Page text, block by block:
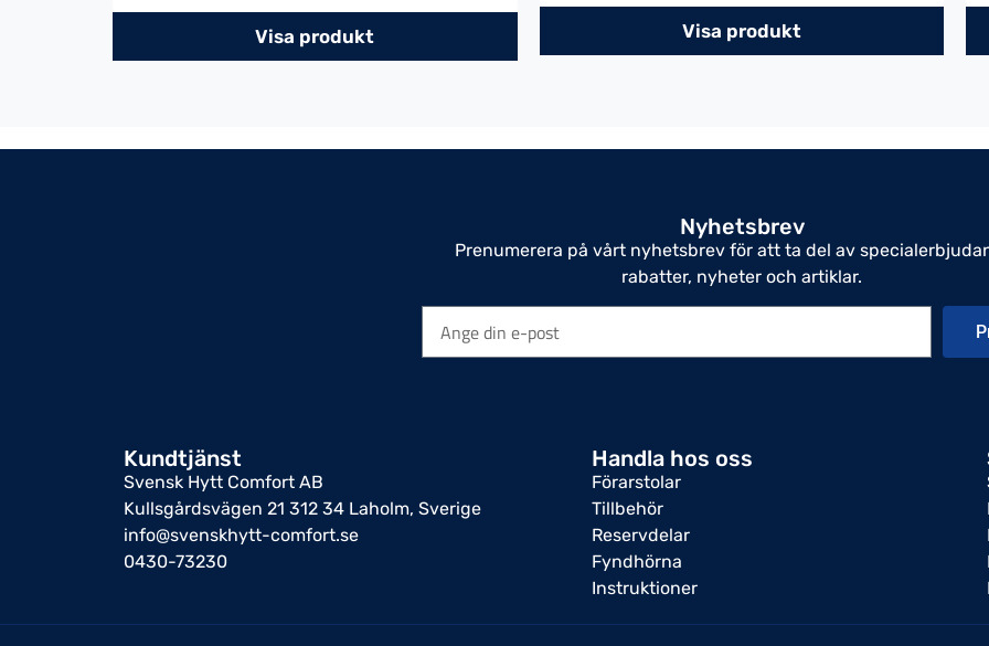
Visa produkt Visa produkt
Nyhetsbrev
Prenumerera på vårt nyhetsbrev för att ta del av
rabatter, nyheter och artiklar.
Kundtjänst
Svensk Hytt Comfort AB
Kullsgårdsvägen 21 312 34 Laholm, Sverige
info@svenskhytt-comfort.se
0430-73230
Handla hos oss
Förarstolar
Tillbehör
Reservdelar
Fyndhörna
Instruktioner